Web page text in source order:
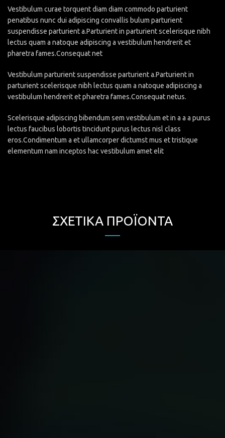
Vestibulum curae torquent diam diam commodo parturient
penatibus nunc dui adipiscing convallis bulum parturient
suspendisse parturient a.Parturient in parturient scelerisque nibh
lectus quam a natoque adipiscing a vestibulum hendrerit et
pharetra fames.Consequat net
Vestibulum parturient suspendisse parturient a.Parturient in
parturient scelerisque nibh lectus quam a natoque adipiscing a
vestibulum hendrerit et pharetra fames.Consequat netus.
Scelerisque adipiscing bibendum sem vestibulum et in a a a purus
lectus faucibus lobortis tincidunt purus lectus nisl class
eros.Condimentum a et ullamcorper dictumst mus et tristique
elementum nam inceptos hac vestibulum amet elit
ΣΧΕΤΙΚΆ ΠΡΟΪΌΝΤΑ